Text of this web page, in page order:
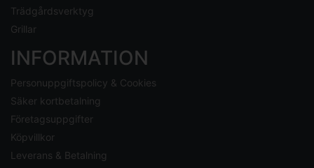
Trädgårdsverktyg
Grillar
INFORMATION
Personuppgiftspolicy & Cookies
Säker kortbetalning
Företagsuppgifter
Köpvillkor
Leverans & Betalning